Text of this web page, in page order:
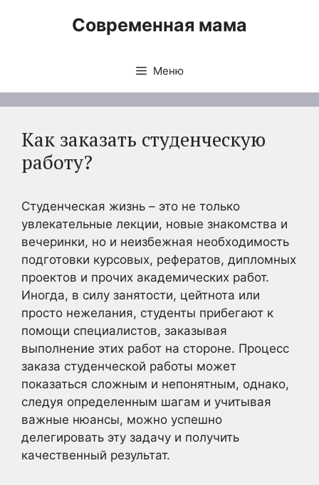
Современная мама
Меню
Как заказать студенческую
работу?
Студенческая жизнь – это не только
увлекательные лекции, новые знакомства и
вечеринки, но и неизбежная необходимость
подготовки курсовых, рефератов, дипломных
проектов и прочих академических работ.
Иногда, в силу занятости, цейтнота или
просто нежелания, студенты прибегают к
помощи специалистов, заказывая
выполнение этих работ на стороне. Процесс
заказа студенческой работы может
показаться сложным и непонятным, однако,
следуя определенным шагам и учитывая
важные нюансы, можно успешно
делегировать эту задачу и получить
качественный результат.